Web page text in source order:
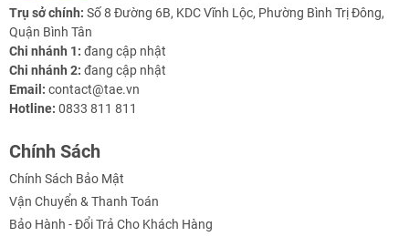
- Tần số hoạt động: 300KHz.
- Hiệu suất chuyển đổi: 95%.
- Nhiệt độ hoạt động: -40 đến 85​ độ C
- Kích thước: 60 x 51 x 22mm.
- Khối lượng: 79g.
Trụ sở chính: Số 8 Đường 6B, KDC Vĩnh Lộc, Phường Bình Trị Đông,
Quận Bình Tân
Chi nhánh 1: đang cập nhật
Chi nhánh 2: đang cập nhật
Email: contact@tae.vn
Hotline: 0833 811 811
Chính Sách
Chính Sách Bảo Mật
Vận Chuyển & Thanh Toán
Bảo Hành - Đổi Trả Cho Khách Hàng